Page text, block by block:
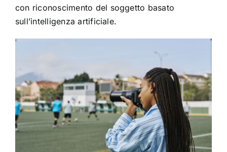
con riconoscimento del soggetto basato
sull’intelligenza artificiale.